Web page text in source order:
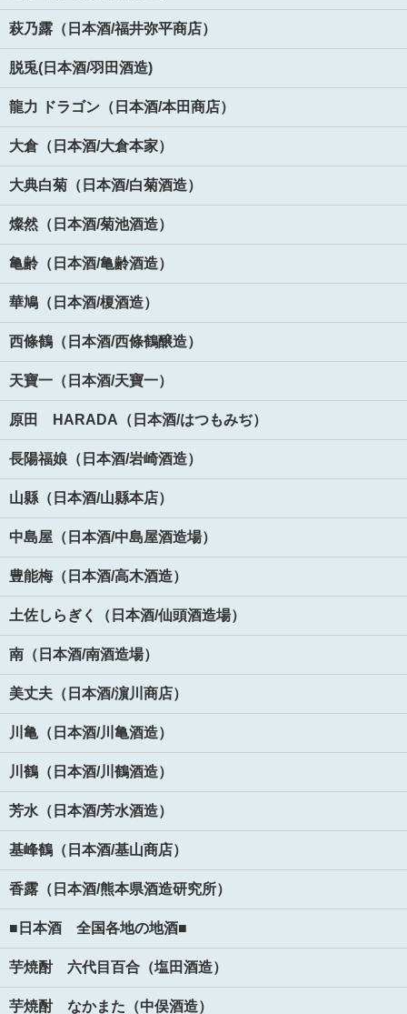
萩乃露（日本酒/福井弥平商店）
脱兎(日本酒/羽田酒造)
龍力 ドラゴン（日本酒/本田商店）
大倉（日本酒/大倉本家）
大典白菊（日本酒/白菊酒造）
燦然（日本酒/菊池酒造）
亀齢（日本酒/亀齢酒造）
華鳩（日本酒/榎酒造）
西條鶴（日本酒/西條鶴醸造）
天寶一（日本酒/天寶一）
原田 HARADA（日本酒/はつもみぢ）
長陽福娘（日本酒/岩崎酒造）
山縣（日本酒/山縣本店）
中島屋（日本酒/中島屋酒造場）
豊能梅（日本酒/高木酒造）
土佐しらぎく（日本酒/仙頭酒造場）
南（日本酒/南酒造場）
美丈夫（日本酒/濵川商店）
川亀（日本酒/川亀酒造）
川鶴（日本酒/川鶴酒造）
芳水（日本酒/芳水酒造）
基峰鶴（日本酒/基山商店）
香露（日本酒/熊本県酒造研究所）
■日本酒 全国各地の地酒■
芋焼酎 六代目百合（塩田酒造）
芋焼酎 なかまた（中俣酒造）